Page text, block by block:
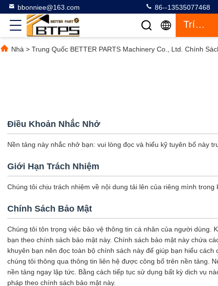
bbonniee@163.com 86--13535077468
Trích Dẫn
Nhà > Trung Quốc BETTER PARTS Machinery Co., Ltd. Chính
Điều Khoản Nhắc Nhở
Nền tảng này nhắc nhở bạn: vui lòng đọc và hiểu kỹ tuyên bố này
Giới Hạn Trách Nhiệm
Chúng tôi chịu trách nhiệm về nội dung tải lên của riêng mình
Chính Sách Bảo Mật
Chúng tôi tôn trọng việc bảo vệ thông tin cá nhân của người dùng.
bạn theo chính sách bảo mật này. Chính sách bảo mật này chứa
khuyên bạn nên đọc toàn bộ chính sách này để giúp bạn hiểu
chúng tôi thông qua thông tin liên hệ được công bố trên nền tảng.
nền tảng ngay lập tức. Bằng cách tiếp tục sử dụng bất kỳ dịch vụ
pháp theo chính sách bảo mật này.